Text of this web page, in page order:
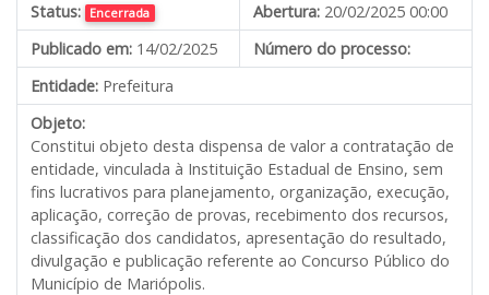
Status: Encerrada Abertura: 20/02/2025 00:00
Publicado em: 14/02/2025
Número do processo:
Entidade: Prefeitura
Objeto:
Constitui objeto desta dispensa de valor a contratação de
entidade, vinculada à Instituição Estadual de Ensino, sem
fins lucrativos para planejamento, organização, execução,
aplicação, correção de provas, recebimento dos recursos,
classificação dos candidatos, apresentação do resultado,
divulgação e publicação referente ao Concurso Público do
Município de Mariópolis.